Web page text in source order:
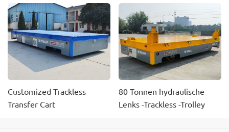
Customized Trackless
Transfer Cart
80 Tonnen hydraulische
Lenks -Trackless -Trolley